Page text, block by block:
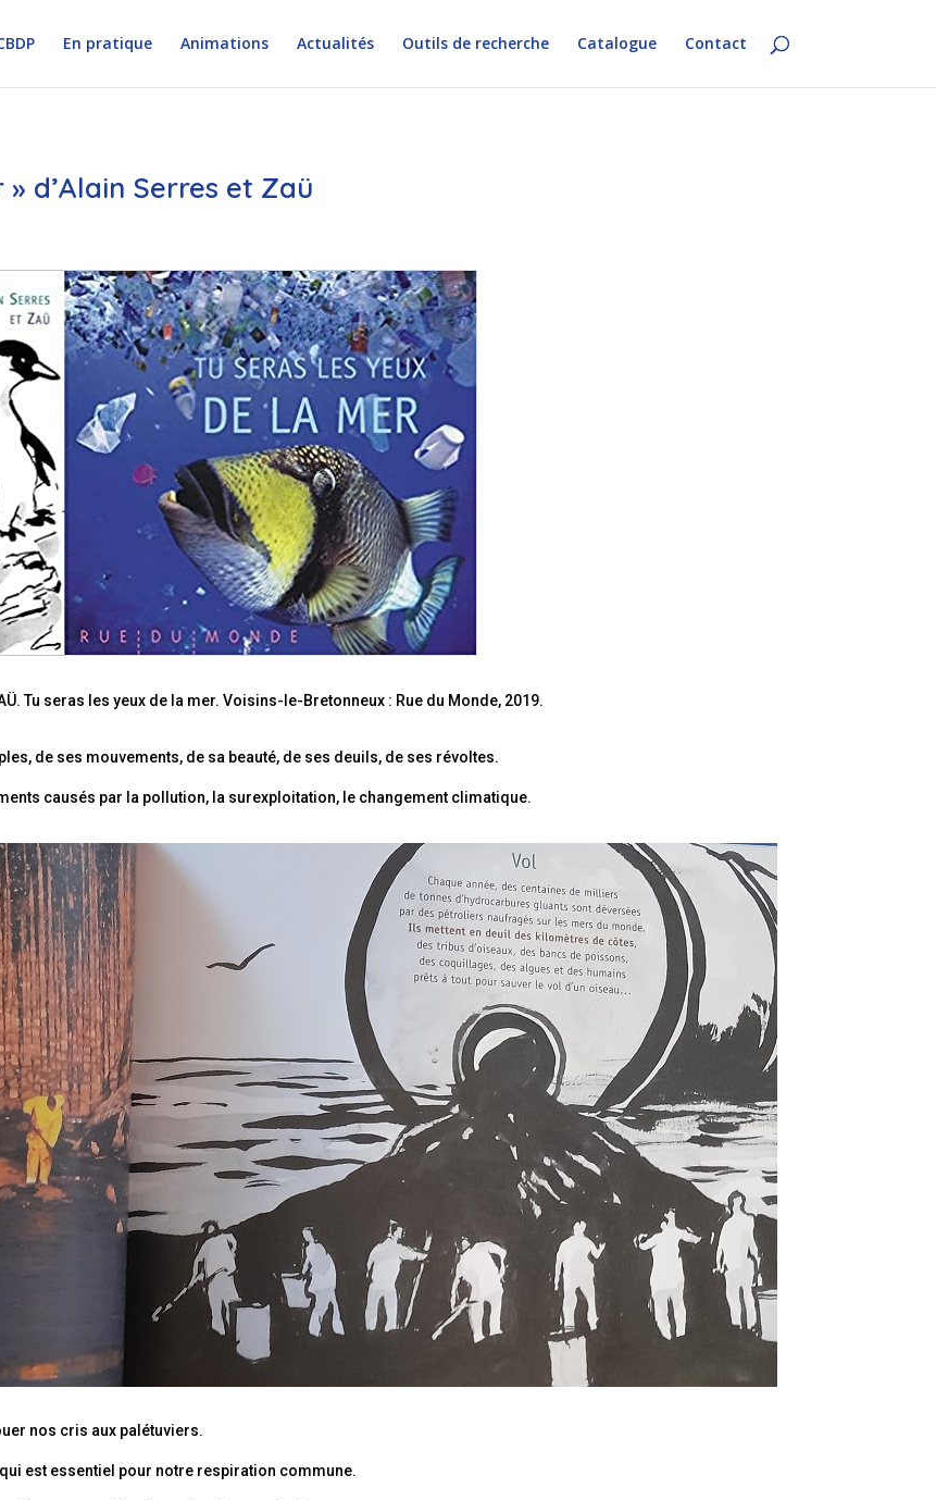
En pratique Animations Actualités Outils de recherche Catalogue Contact
d’Alain Serres et Zaü
Tu seras les yeux de la mer. Voisins-le-Bretonneux : Rue du Monde, 2019.
de ses mouvements, de sa beauté, de ses deuils, de ses révoltes.
causés par la pollution, la surexploitation, le changement climatique.
nos cris aux palétuviers.
est essentiel pour notre respiration commune.